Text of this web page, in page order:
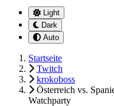
Light
Dark
Auto
Startseite
Twitch
krokoboss
Österreich vs.
Watchparty